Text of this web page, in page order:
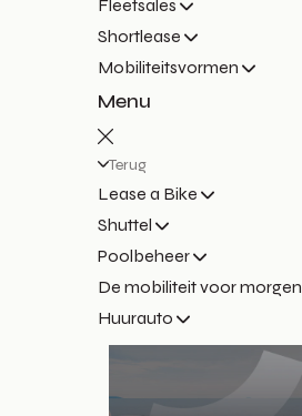
Fleetsales
Shortlease
Mobiliteitsvormen
Menu
Terug
Lease a Bike
Shuttel
Poolbeheer
De mobiliteit voor morgen
Huurauto